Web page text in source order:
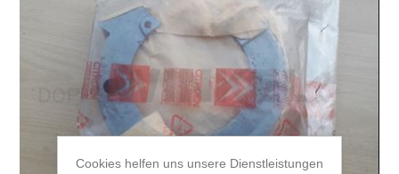
Cookies helfen uns unsere Dienstleistungen